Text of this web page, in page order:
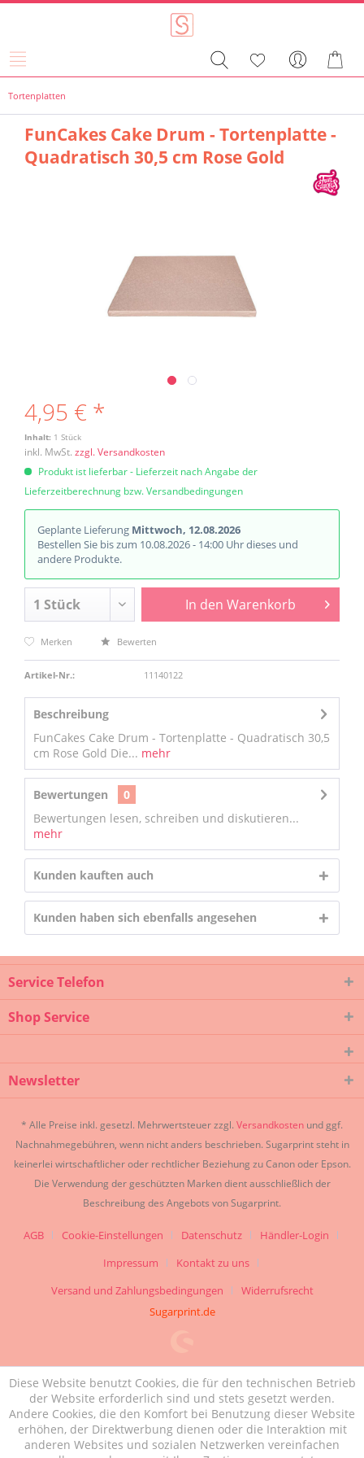
Tortenplatten
FunCakes Cake Drum - Tortenplatte -
Quadratisch 30,5 cm Rose Gold
4,95 € *
Inhalt: 1 Stück
inkl. MwSt. zzgl. Versandkosten
Produkt ist lieferbar - Lieferzeit nach Angabe der
Lieferzeitberechnung bzw. Versandbedingungen
Geplante Lieferung Mittwoch, 12.08.2026
Bestellen Sie bis zum 10.08.2026 - 14:00 Uhr dieses und
andere Produkte.
In den Warenkorb
Merken Bewerten
Artikel-Nr.: 11140122
Beschreibung
FunCakes Cake Drum - Tortenplatte - Quadratisch 30,5
cm Rose Gold Die... mehr
Bewertungen
0
Bewertungen lesen, schreiben und diskutieren...
mehr
Kunden kauften auch
Kunden haben sich ebenfalls angesehen
Service Telefon
Shop Service
Newsletter
* Alle Preise inkl. gesetzl. Mehrwertsteuer zzgl. Versandkosten und ggf.
Nachnahmegebühren, wenn nicht anders beschrieben. Sugarprint steht in
keinerlei wirtschaftlicher oder rechtlicher Beziehung zu Canon oder Epson.
Die Verwendung der geschützten Marken dient ausschließlich der
Beschreibung des Angebots von Sugarprint.
AGB Cookie-Einstellungen Datenschutz
Händler-Login
Impressum
Kontakt zu uns
Versand und Zahlungsbedingungen
Widerrufsrecht
Sugarprint.de
Diese Website benutzt Cookies, die für den technischen Betrieb
der Website erforderlich sind und stets gesetzt werden.
Andere Cookies, die den Komfort bei Benutzung dieser Website
erhöhen, der Direktwerbung dienen oder die Interaktion mit
anderen Websites und sozialen Netzwerken vereinfachen